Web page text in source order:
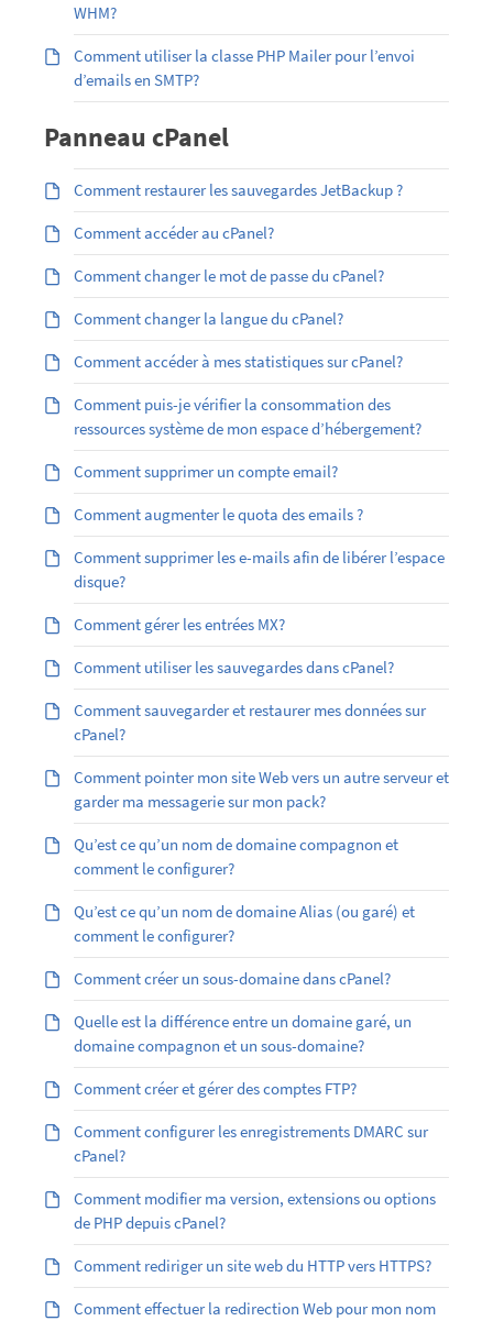
WHM?
Comment utiliser la classe PHP Mailer pour l’envoi
d’emails en SMTP?
Panneau cPanel
Comment restaurer les sauvegardes JetBackup ?
Comment accéder au cPanel?
Comment changer le mot de passe du cPanel?
Comment changer la langue du cPanel?
Comment accéder à mes statistiques sur cPanel?
Comment puis-je vérifier la consommation des
ressources système de mon espace d’hébergement?
Comment supprimer un compte email?
Comment augmenter le quota des emails ?
Comment supprimer les e-mails afin de libérer l’espace
disque?
Comment gérer les entrées MX?
Comment utiliser les sauvegardes dans cPanel?
Comment sauvegarder et restaurer mes données sur
cPanel?
Comment pointer mon site Web vers un autre serveur et
garder ma messagerie sur mon pack?
Qu’est ce qu’un nom de domaine compagnon et
comment le configurer?
Qu’est ­ce qu’un nom de domaine Alias (ou garé) et
comment le configurer?
Comment créer un sous-domaine dans cPanel?
Quelle est la différence entre un domaine garé, un
domaine compagnon et un sous-domaine?
Comment créer et gérer des comptes FTP?
Comment configurer les enregistrements DMARC sur
cPanel?
Comment modifier ma version, extensions ou options
de PHP depuis cPanel?
Comment rediriger un site web du HTTP vers HTTPS?
Comment effectuer la redirection Web pour mon nom